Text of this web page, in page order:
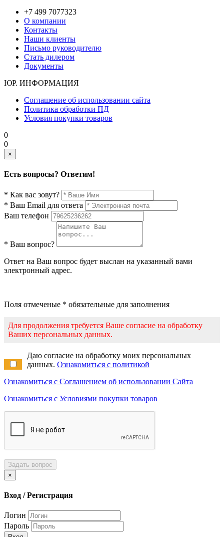
+7 499 7077323
О компании
Контакты
Наши клиенты
Письмо руководителю
Стать дилером
Документы
ЮР. ИНФОРМАЦИЯ
Соглашение об использовании сайта
Политика обработки ПД
Условия покупки товаров
0
0
×
Есть вопросы? Ответим!
* Как вас зовут?
* Ваш Email для ответа
Ваш телефон
* Ваш вопрос?
Ответ на Ваш вопрос будет выслан на указанный вами
электронный адрес.
Поля отмеченые * обязательные для заполнения
Для продолжения требуется Ваше согласие на обработку
Ваших персональных данных.
Даю согласие на обработку моих персональных
данных. Ознакомиться с политикой
Ознакомиться с Соглашением об использовании Сайта
Ознакомиться с Условиями покупки товаров
Задать вопрос
×
Вход / Регистрация
Логин
Пароль